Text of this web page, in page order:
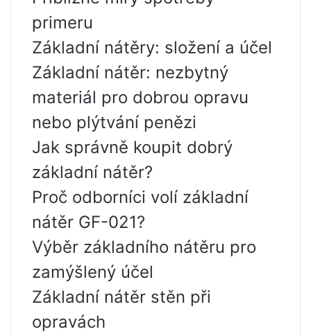
primeru
Základní nátěry: složení a účel
Základní nátěr: nezbytný
materiál pro dobrou opravu
nebo plýtvání penězi
Jak správně koupit dobrý
základní nátěr?
Proč odborníci volí základní
nátěr GF-021?
Výběr základního nátěru pro
zamýšlený účel
Základní nátěr stěn při
opravách